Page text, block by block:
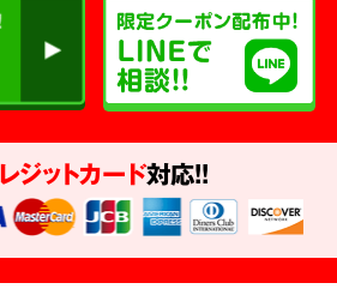
ジットカード対応!!